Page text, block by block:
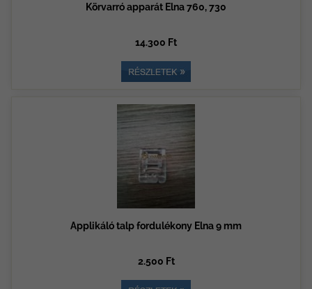
Körvarró apparát Elna 760, 730
14.300 Ft
Applikáló talp fordulékony Elna 9 mm
2.500 Ft